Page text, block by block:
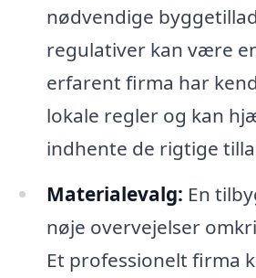
nødvendige
regulativer kan være
erfarent firma har
lokale regler og kan
indhente de rigtige
Materialevalg: En
nøje overvejelser
Et professionelt firma